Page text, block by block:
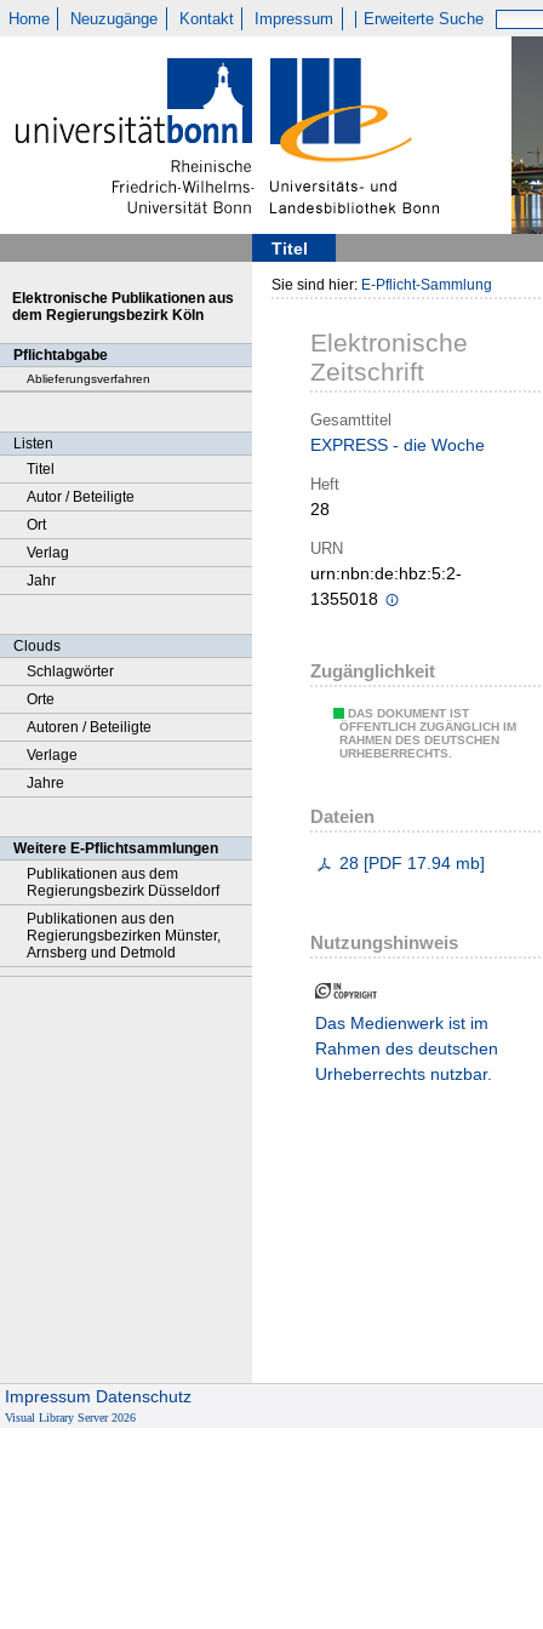
Home Neuzugänge Kontakt Impressum Erweiterte Suche
Titel
Elektronische Publikationen aus
dem Regierungsbezirk Köln
Pflichtabgabe
Ablieferungsverfahren
Listen
Titel
Autor / Beteiligte
Ort
Verlag
Jahr
Clouds
Schlagwörter
Orte
Autoren / Beteiligte
Verlage
Jahre
Weitere E-Pflichtsammlungen
Publikationen aus dem
Regierungsbezirk Düsseldorf
Publikationen aus den
Regierungsbezirken Münster,
Arnsberg und Detmold
Sie sind hier: E-Pflicht-Sammlung
Elektronische
Zeitschrift
Gesamttitel
EXPRESS - die Woche
Heft
28
URN
urn:nbn:de:hbz:5:2-
1355018
Zugänglichkeit
DAS DOKUMENT IST
ÖFFENTLICH ZUGÄNGLICH IM
RAHMEN DES DEUTSCHEN
URHEBERRECHTS.
Dateien
28 [PDF 17.94 mb]
Nutzungshinweis
Das Medienwerk ist im
Rahmen des deutschen
Urheberrechts nutzbar.
Impressum Datenschutz
Visual Library Server 2026